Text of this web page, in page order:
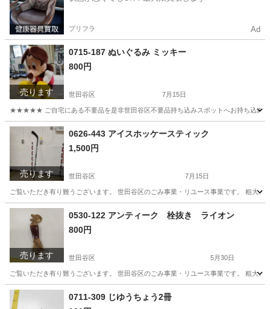
プリフラ Ad
売ります
0715-187 ぬいぐるみ ミッキー
800円
世田谷区 7月15日
★★★★★ ご自宅にある不要品を是非世田谷区不要品持ち込みスポットへお持ち込みし
東京 世田谷区 ミッキー
売ります
0626-443 アイスホッケースティック
1,500円
世田谷区 7月15日
ご覧いただき有り難うございます。 世⽥⾕区のごみ事業・リユース事業です。 粗
東京 世田谷区
売ります
0530-122 アンティーク 栓抜き ライオン
800円
世田谷区 5月30日
ご覧いただき有り難うございます。 世⽥⾕区のごみ事業・リユース事業です。 粗
東京 世田谷区 インテリア雑貨/小物 リユース
0711-309 じゆうちょう2冊